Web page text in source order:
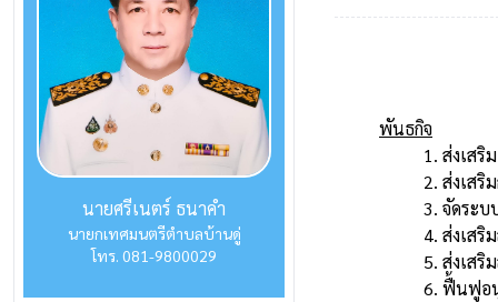
นายศรีเนตร์ ธนาคำ
นายกเทศมนตรีตำบลบ้านดู่
โทร. 081-9800029
พันธกิจ
1. ส่งเส
2. ส่งเส
3. จัดระ
4. ส่งเส
5. ส่งเส
6. ฟื้นฟูอ